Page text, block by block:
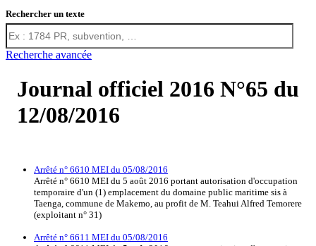
Rechercher un texte
Recherche avancée
Journal officiel 2016 N°65 du
12/08/2016
Arrêté n° 6610 MEI du 05/08/2016
Arrêté n° 6610 MEI du 5 août 2016 portant autorisation d'occupation
temporaire d'un (1) emplacement du domaine public maritime sis à
Taenga, commune de Makemo, au profit de M. Teahui Alfred Temorere
(exploitant n° 31)
Arrêté n° 6611 MEI du 05/08/2016